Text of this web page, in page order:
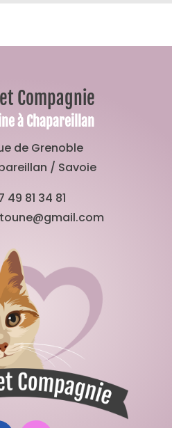
Compagnie
à Chapareillan
de Grenoble
/ Savoie
49 81 34 81